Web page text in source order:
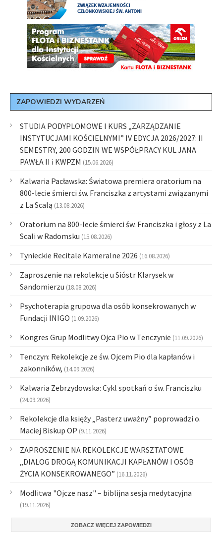
ZAPOWIEDZI WYDARZEŃ
STUDIA PODYPLOMOWE I KURS „ZARZĄDZANIE
INSTYTUCJAMI KOŚCIELNYMI” IV EDYCJA 2026/2027: II
SEMESTRY, 200 GODZIN WE WSPÓŁPRACY KUL JANA
PAWŁA II i KWPZM (15.06.2026)
Kalwaria Pacławska: Światowa premiera oratorium na
800-lecie śmierci św. Franciszka z artystami związanymi
z La Scalą (13.08.2026)
Oratorium na 800-lecie śmierci św. Franciszka i głosy z La
Scali w Radomsku (15.08.2026)
Tynieckie Recitale Kameralne 2026 (16.08.2026)
Zaproszenie na rekolekcje u Sióstr Klarysek w
Sandomierzu (18.08.2026)
Psychoterapia grupowa dla osób konsekrowanych w
Fundacji INIGO (1.09.2026)
Kongres Grup Modlitwy Ojca Pio w Tenczynie (11.09.2026)
Tenczyn: Rekolekcje ze św. Ojcem Pio dla kapłanów i
zakonników, (14.09.2026)
Kalwaria Zebrzydowska: Cykl spotkań o św. Franciszku
(24.09.2026)
Rekolekcje dla księży „Pasterz uważny” poprowadzi o.
Maciej Biskup OP (9.11.2026)
ZAPROSZENIE NA REKOLEKCJE WARSZTATOWE
„DIALOG DROGĄ KOMUNIKACJI KAPŁANÓW I OSÓB
ŻYCIA KONSEKROWANEGO” (16.11.2026)
Modlitwa "Ojcze nasz" – biblijna sesja medytacyjna
(19.11.2026)
ZOBACZ WIĘCEJ ZAPOWIEDZI